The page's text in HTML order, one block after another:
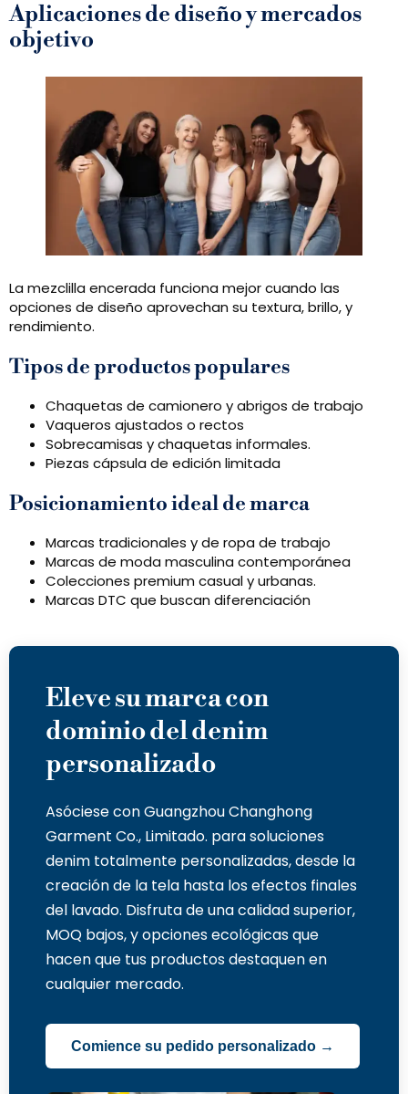
Aplicaciones de diseño y mercados
objetivo
La mezclilla encerada funciona mejor cuando las
opciones de diseño aprovechan su textura, brillo, y
rendimiento.
Tipos de productos populares
Chaquetas de camionero y abrigos de trabajo
Vaqueros ajustados o rectos
Sobrecamisas y chaquetas informales.
Piezas cápsula de edición limitada
Posicionamiento ideal de marca
Marcas tradicionales y de ropa de trabajo
Marcas de moda masculina contemporánea
Colecciones premium casual y urbanas.
Marcas DTC que buscan diferenciación
Eleve su marca con
dominio del denim
personalizado
Asóciese con Guangzhou Changhong
Garment Co., Limitado. para soluciones
denim totalmente personalizadas, desde la
creación de la tela hasta los efectos finales
del lavado. Disfruta de una calidad superior,
MOQ bajos, y opciones ecológicas que
hacen que tus productos destaquen en
cualquier mercado.
Comience su pedido personalizado →